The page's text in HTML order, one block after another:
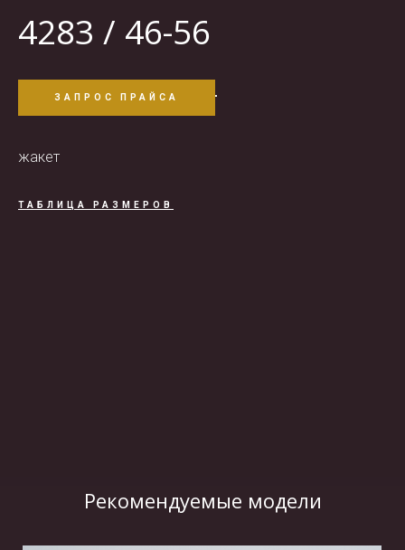
4283 / 46-56
ЗАПРОС ПРАЙСА
жакет
ТАБЛИЦА РАЗМЕРОВ
Рекомендуемые модели